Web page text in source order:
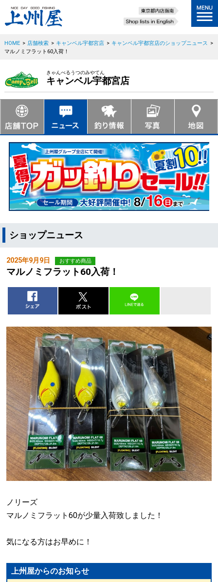
HOME > 店舗検索 > キャンベル宇都宮店 > キャンベル宇都宮店のショップニュース >
マルノミフラット60入荷！
きゃんべるうつのみやてん
キャンベル宇都宮店
ショップニュース
2025年9月9日 おすすめ商品
マルノミフラット60入荷！
ノリーズ
マルノミフラット60が少量入荷致しました！
気になる方はお早めに！
上州屋からのお知らせ